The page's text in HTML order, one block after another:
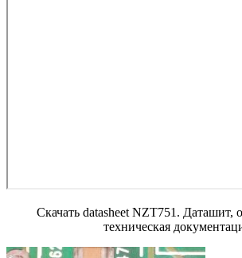
Скачать datasheet NZT751. Даташит,
техническая